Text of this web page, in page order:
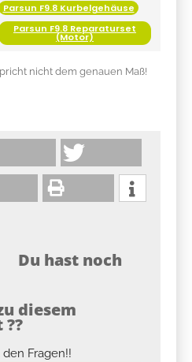
Parsun F9.8 Kurbelgehäuse
Parsun F9.8 Reparaturset
(Motor)
nicht dem genauen Maß!
Du hast noch
diesem
Fragen!!